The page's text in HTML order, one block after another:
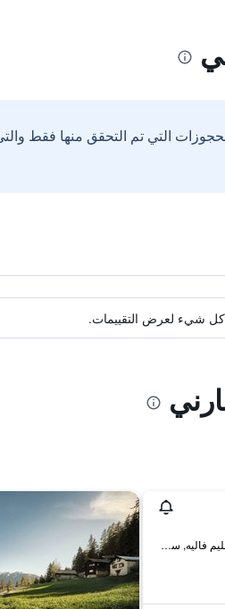
التي تم التحقق منها فقط
كل شيء لعرض التقييمات.
Bahnhofstrasse 17, بريغ (سويسرا), إقليم فاليه, سويسرا